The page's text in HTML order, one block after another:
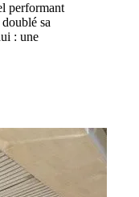
performant
sa
: une